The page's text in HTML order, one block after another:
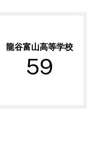
龍谷富山高等学校
59